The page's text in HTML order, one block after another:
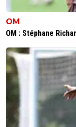
OM
OM : Stéphane